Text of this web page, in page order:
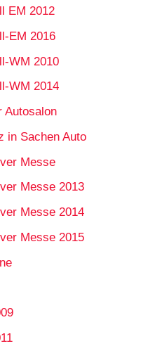
EM 2012
EM 2016
WM 2010
WM 2014
Autosalon
in Sachen Auto
Messe
Messe 2013
Messe 2014
Messe 2015